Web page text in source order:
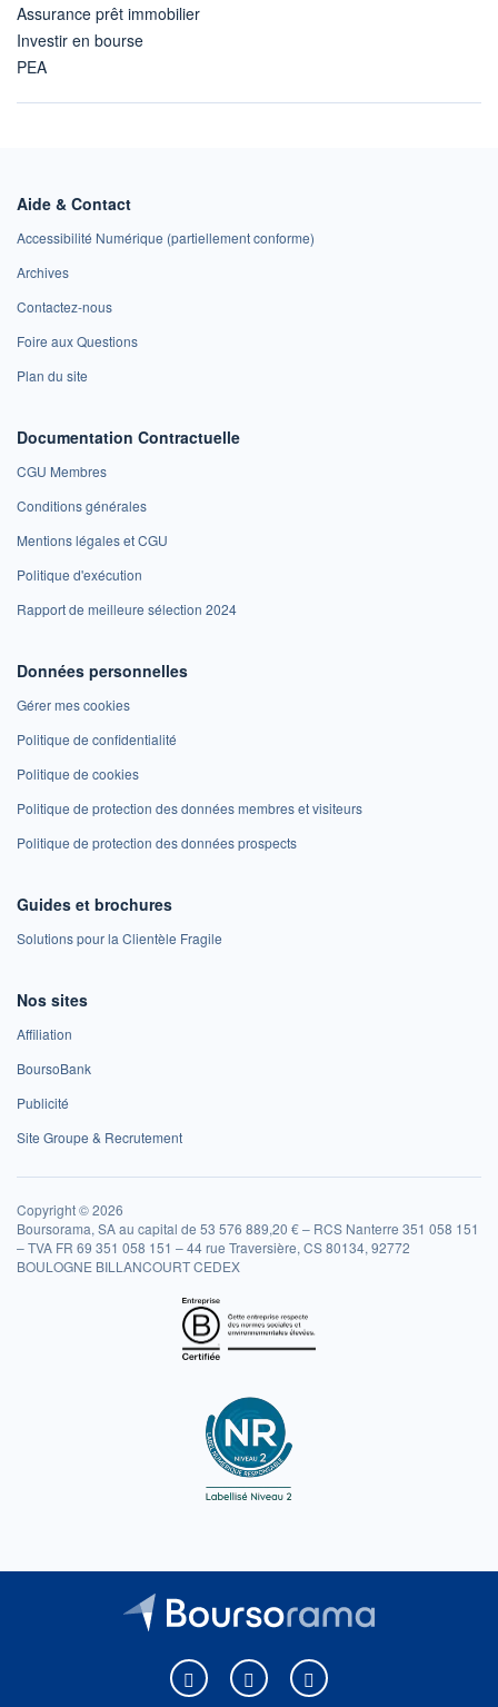
Assurance prêt immobilier
Investir en bourse
PEA
Aide & Contact
Accessibilité Numérique (partiellement conforme)
Archives
Contactez-nous
Foire aux Questions
Plan du site
Documentation Contractuelle
CGU Membres
Conditions générales
Mentions légales et CGU
Politique d'exécution
Rapport de meilleure sélection 2024
Données personnelles
Gérer mes cookies
Politique de confidentialité
Politique de cookies
Politique de protection des données membres et visiteurs
Politique de protection des données prospects
Guides et brochures
Solutions pour la Clientèle Fragile
Nos sites
Affiliation
BoursoBank
Publicité
Site Groupe & Recrutement
Copyright © 2026
Boursorama, SA au capital de 53 576 889,20 € – RCS Nanterre 351 058 151
– TVA FR 69 351 058 151 – 44 rue Traversière, CS 80134, 92772
BOULOGNE BILLANCOURT CEDEX
Boursorama sur Facebook
Boursorama sur XBoursorama sur